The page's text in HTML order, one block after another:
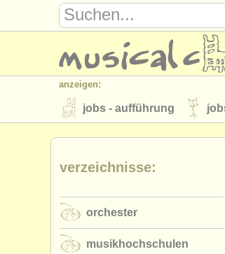
anzeigen:
jobs - aufführung
instrumentenverkauf
verzeichnisse:
musicalchairs:
verzeichnisse:
orchester
musikhochschulen